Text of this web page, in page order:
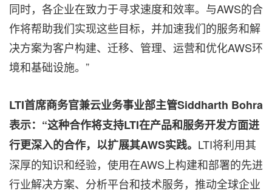
同时，各企业在致力于寻求速度和效率。与AWS的合
作将帮助我们实现这些目标，并加速我们的服务和解
决方案为客户构建、迁移、管理、运营和优化AWS环
境和基础设施。”
LTI首席商务官兼云业务事业部主管Siddharth Bohra
表示： “这种合作将支持LTI在产品和服务开发方面进
行更深入的合作，以扩展其AWS实践。 LTI将利用其
深厚的知识和经验，使用在AWS上构建和部署的先进
行业解决方案、分析平台和技术服务，推动全球企业